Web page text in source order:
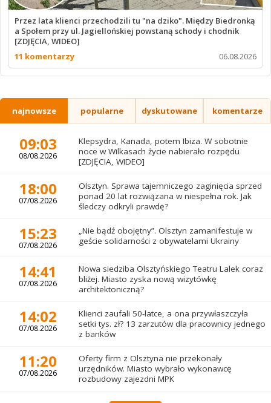
Przez lata klienci przechodzili tu "na dziko". Między Biedronką
a Społem przy ul. Jagiellońskiej powstaną schody i chodnik
[ZDJĘCIA, WIDEO]
11 komentarzy
06.08.2026
najnowsze popularne dyskutowane komentarze
09:03
08/08.2026
Klepsydra, Kanada, potem Ibiza. W sobotnie
noce w Wilkasach życie nabierało rozpędu
[ZDJĘCIA, WIDEO]
18:00
07/08.2026
Olsztyn. Sprawa tajemniczego zaginięcia sprzed
ponad 20 lat rozwiązana w niespełna rok. Jak
śledczy odkryli prawdę?
15:23
07/08.2026
„Nie bądź obojętny”. Olsztyn zamanifestuje w
geście solidarności z obywatelami Ukrainy
14:41
07/08.2026
Nowa siedziba Olsztyńskiego Teatru Lalek coraz
bliżej. Miasto zyska nową wizytówkę
architektoniczną?
14:02
07/08.2026
Klienci zaufali 50-latce, a ona przywłaszczyła
setki tys. zł? 13 zarzutów dla pracownicy jednego
z banków
11:20
07/08.2026
Oferty firm z Olsztyna nie przekonały
urzędników. Miasto wybrało wykonawcę
rozbudowy zajezdni MPK